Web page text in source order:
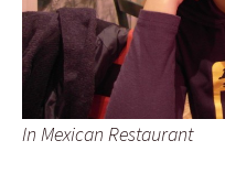
In Mexican Restaurant